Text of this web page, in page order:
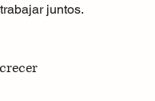
juntos.